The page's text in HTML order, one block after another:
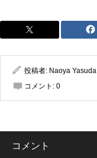
投稿者: Naoya Yasuda
コメント: 0
コメント